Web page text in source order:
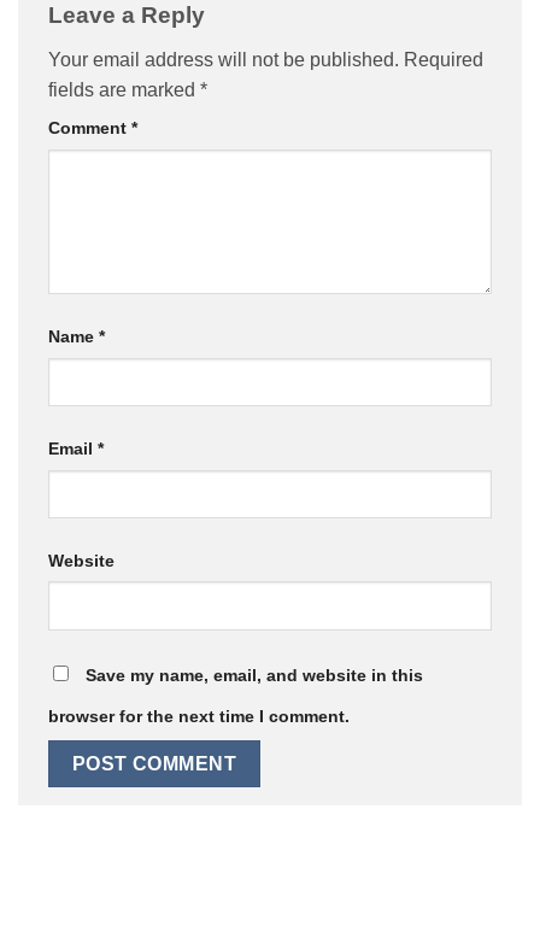
Leave a Reply
Your email address will not be published. Required
fields are marked *
Comment *
Name *
Email *
Website
Save my name, email, and website in this
browser for the next time I comment.